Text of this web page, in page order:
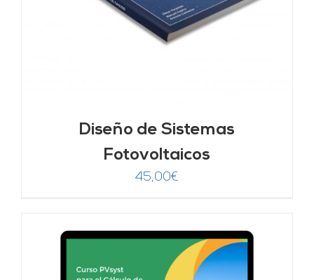
Diseño de Sistemas
Fotovoltaicos
45,00€